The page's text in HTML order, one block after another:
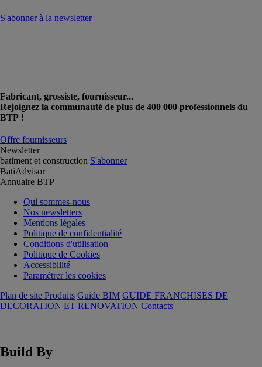
S'abonner à la newsletter
Fabricant, grossiste, fournisseur...
Rejoignez la communauté de plus de 400 000 professionnels du
BTP !
Offre fournisseurs
Newsletter
batiment et construction S'abonner
BatiAdvisor
Annuaire BTP
Qui sommes-nous
Nos newsletters
Mentions légales
Politique de confidentialité
Conditions d'utilisation
Politique de Cookies
Accessibilité
Paramétrer les cookies
Plan de site Produits Guide BIM GUIDE FRANCHISES DE
DECORATION ET RENOVATION Contacts
Build By